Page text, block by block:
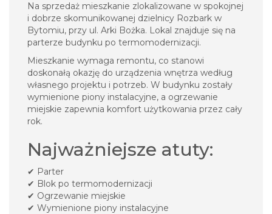
Na sprzedaż mieszkanie zlokalizowane w spokojnej
i dobrze skomunikowanej dzielnicy Rozbark w
Bytomiu, przy ul. Arki Bożka. Lokal znajduje się na
parterze budynku po termomodernizacji.
Mieszkanie wymaga remontu, co stanowi
doskonałą okazję do urządzenia wnętrza według
własnego projektu i potrzeb. W budynku zostały
wymienione piony instalacyjne, a ogrzewanie
miejskie zapewnia komfort użytkowania przez cały
rok.
Najważniejsze atuty:
✔ Parter
✔ Blok po termomodernizacji
✔ Ogrzewanie miejskie
✔ Wymienione piony instalacyjne